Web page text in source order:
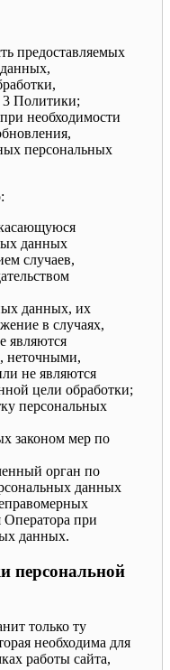
предоставляемых
3 Политики;
необходимости
персональных
данных
случаев,
данных, их
в случаях,
являются
неточными,
не являются
цели обработки;
персональных
законом мер по
орган по
данных
Оператора при
данных.
персональной
только ту
необходима для
работы сайта,